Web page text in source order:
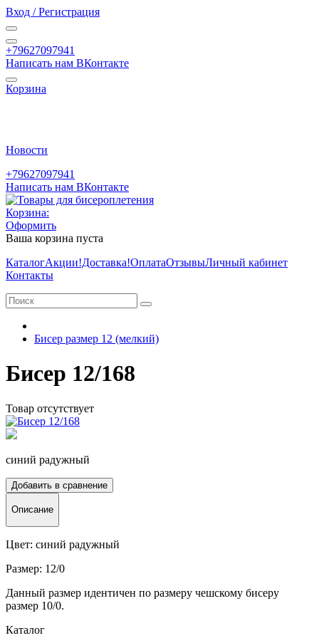
Вход / Регистрация
+79627097941
Написать нам ВКонтакте
Корзина
Новости
+79627097941
Написать нам ВКонтакте
Корзина:
Оформить
Ваша корзина пуста
КаталогАкции!Доставка!ОплатаОтзывыЛичный кабинет
Контакты
Бисер размер 12 (мелкий)
Бисер 12/168
Товар отсутствует
синий радужный
Добавить в сравнение
Описание
Цвет: синий радужный
Размер: 12/0
Данный размер идентичен по размеру чешскому бисеру
размер 10/0.
Каталог